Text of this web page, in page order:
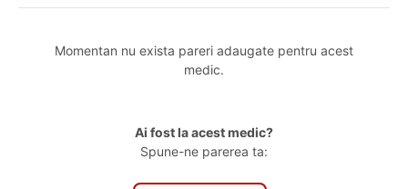
Momentan nu exista pareri adaugate pentru acest
medic.
Ai fost la acest medic?
Spune-ne parerea ta: